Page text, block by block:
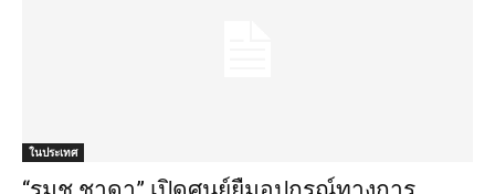
ในประเทศ